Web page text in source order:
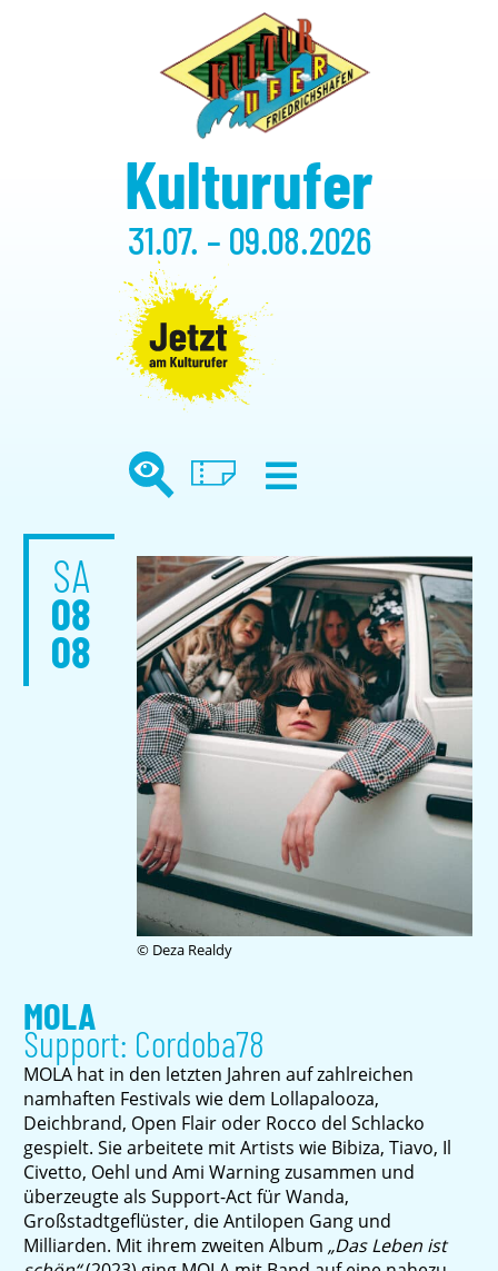
Kulturufer
31.07. – 09.08.2026
SA
08
08
© Deza Realdy
MOLA
Support: Cordoba78
MOLA hat in den letzten Jahren auf zahlreichen
namhaften Festivals wie dem Lollapalooza,
Deichbrand, Open Flair oder Rocco del Schlacko
gespielt. Sie arbeitete mit Artists wie Bibiza, Tiavo, Il
Civetto, Oehl und Ami Warning zusammen und
überzeugte als Support-Act für Wanda,
Großstadtgeflüster, die Antilopen Gang und
Milliarden. Mit ihrem zweiten Album „Das Leben ist